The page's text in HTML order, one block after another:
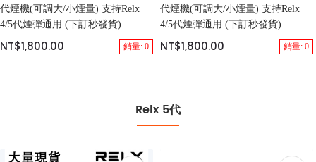
代煙機(可調大/小煙量) 支持Relx
4/5代煙彈通用 (下訂秒發貨)
NT$1,800.00 銷量: 0
代煙機(可調大/小煙量) 支持Relx
4/5代煙彈通用 (下訂秒發貨)
NT$1,800.00 銷量: 0
Relx 5代